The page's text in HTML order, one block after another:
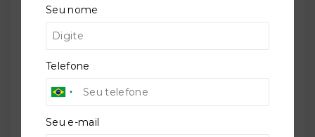
Em construção
Previsão de entrega:
28/04/2028
Seu nome
Telefone
Seu e-mail